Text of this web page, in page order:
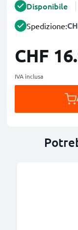
Disponibile
Spedizione:
CHF
IVA inclusa